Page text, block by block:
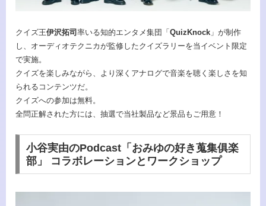
クイズ王伊沢拓司率いる知的エンタメ集団「QuizKnock 」が制作
し、オーディオテクニカが監修したクイズラリーを当イベント限定
で実施。
クイズを楽しみながら、より深くアナログで音楽を聴く楽しさを知
られるコンテンツだ。
クイズへの参加は無料。
全問正解された方には、抽選で当社製品など景品もご用意！
小谷実由のPodcast「おみゆの好き蒐集俱楽
部」 コラボレーションとワークショップ